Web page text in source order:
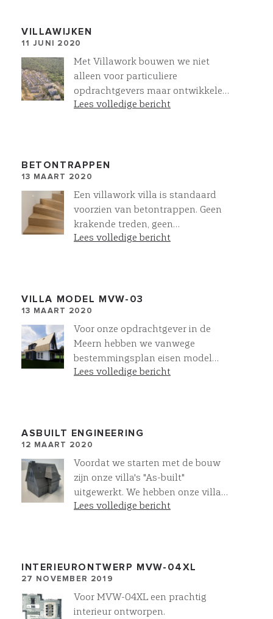
u alle kennis en inspiratie onder
een dak
VILLAWIJKEN
11 JUNI 2020
Met Villawork bouwen we niet
alleen voor particuliere
opdrachtgevers maar ontwikkelen
we ook complete villawijken. Hier in
is Op Maat gemaakt. Meer
mogelijkk met Projectmatig
Particulier Opdrachtgeverschap.
Lees volledige bericht
BETONTRAPPEN
13 MAART 2020
Een villawork villa is standaard
voorzien van betontrappen. Geen
krakende treden, geen
aftimmerlatten!. De betontrappen
Onze trapverlichting maakt het af.
Lees volledige bericht
VILLA MODEL MVW-03
13 MAART 2020
Voor onze opdrachtgever in de
Meern hebben we vanwege
bestemmingsplan eisen model
MVW-03 volledig omgebouwd.
Lees volledige bericht
ASBUILT ENGINEERING
12 MAART 2020
Voordat we starten met de bouw
zijn onze villa's "As-built"
uitgewerkt. We hebben onze villa
die we in Noordwijkerhout gaan
Lees volledige bericht
INTERIEURONTWERP MVW-04XL
27 NOVEMBER 2019
Voor MVW-04XL een prachtig
interieur ontworpen.